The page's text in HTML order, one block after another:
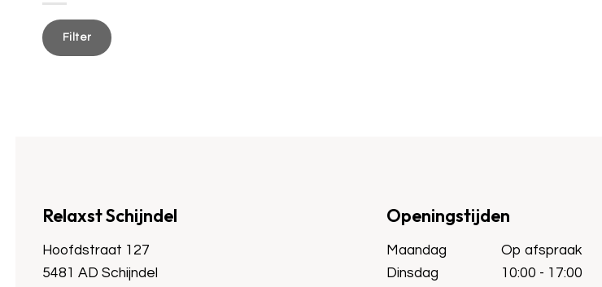
Min.
prijs
Max.
prijs Filter
Relaxst Schijndel
Hoofdstraat 127
5481 AD Schijndel
Openingstijden
Maandag
Dinsdag
Op afspraak
10:00 - 17:00